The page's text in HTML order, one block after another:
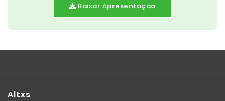
Baixar Apresentação
Altxs